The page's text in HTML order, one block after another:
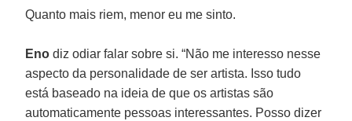
Quanto mais riem, menor eu me sinto.
Eno diz odiar falar sobre si. “Não me interesso nesse
aspecto da personalidade de ser artista. Isso tudo
está baseado na ideia de que os artistas são
automaticamente pessoas interessantes. Posso dizer